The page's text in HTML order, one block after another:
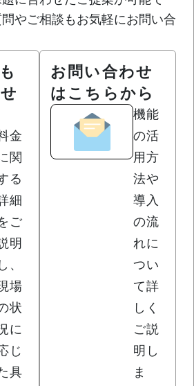
やご相談もお気軽にお問い合
金
関
る
細
ご
明
し、
場
状
に
じ
具
お問い合わせ
はこちらから
機能
の活
用方
法や
導入
の流
れに
つい
て詳
しく
ご説
明し
ま